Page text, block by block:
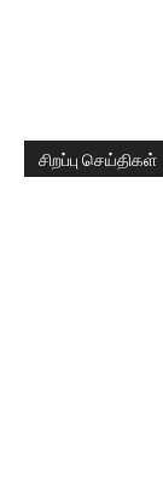
சிறப்பு செய்திகள்